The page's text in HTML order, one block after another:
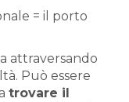
= il porto
attraversando
Può essere
trovare il